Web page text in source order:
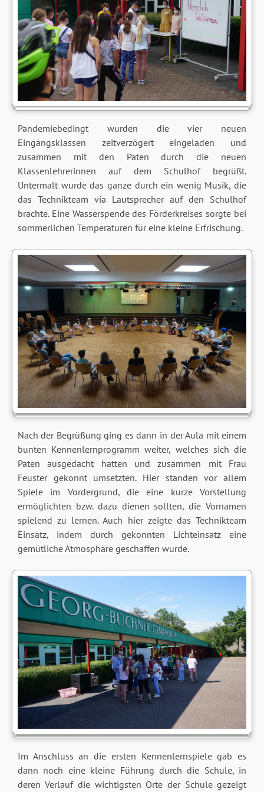
Pandemiebedingt wurden die vier neuen
Eingangsklassen zeitverzögert eingeladen und
zusammen mit den Paten durch die neuen
Klassenlehrerinnen auf dem Schulhof begrüßt.
Untermalt wurde das ganze durch ein wenig Musik, die
das Technikteam via Lautsprecher auf den Schulhof
brachte. Eine Wasserspende des Förderkreises sorgte bei
sommerlichen Temperaturen für eine kleine Erfrischung.
Nach der Begrüßung ging es dann in der Aula mit einem
bunten Kennenlernprogramm weiter, welches sich die
Paten ausgedacht hatten und zusammen mit Frau
Feuster gekonnt umsetzten. Hier standen vor allem
Spiele im Vordergrund, die eine kurze Vorstellung
ermöglichten bzw. dazu dienen sollten, die Vornamen
spielend zu lernen. Auch hier zeigte das Technikteam
Einsatz, indem durch gekonnten Lichteinsatz eine
gemütliche Atmosphäre geschaffen wurde.
Im Anschluss an die ersten Kennenlernspiele gab es
dann noch eine kleine Führung durch die Schule, in
deren Verlauf die wichtigsten Orte der Schule gezeigt